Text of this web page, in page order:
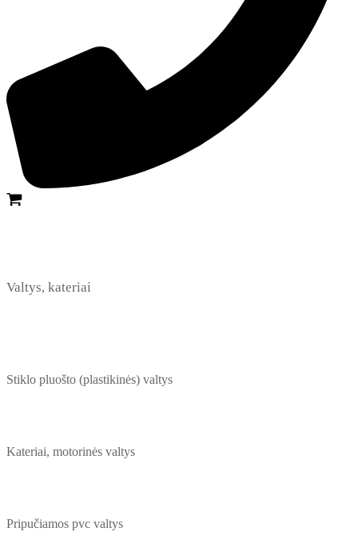
Valtys, kateriai
Stiklo pluošto (plastikinės) valtys
Kateriai, motorinės valtys
Pripučiamos pvc valtys